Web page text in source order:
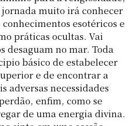
jornada muito irá conhecer
esotéricos e
práticas ocultas. Vai
desaguam no mar. Toda
básico de estabelecer
e de encontrar a
adversas necessidades
enfim, como se
de uma energia divina.